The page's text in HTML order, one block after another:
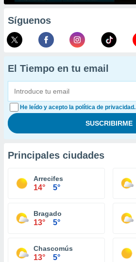
Síguenos
El Tiempo en tu email
He leído y acepto la política de privacidad.
Principales ciudades
Arrecifes
14° 5°
Bragado
13° 5°
Chascomús
13° 5°